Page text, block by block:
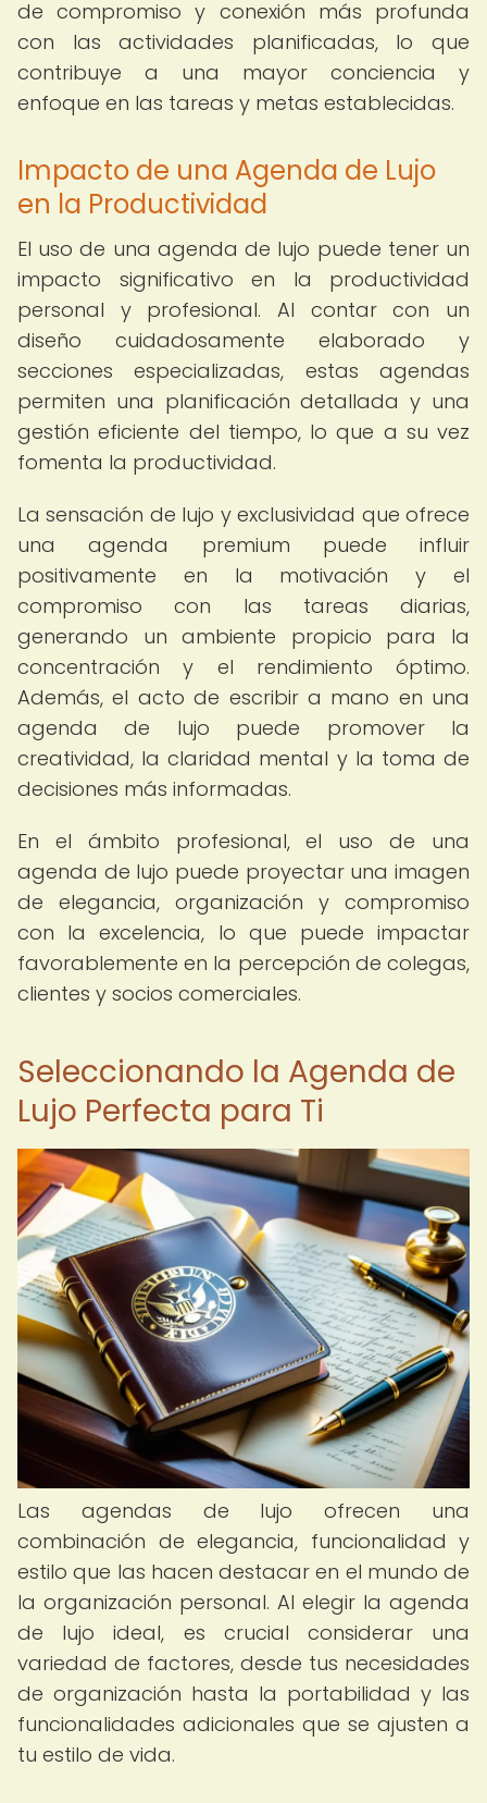
de compromiso y conexión más profunda
con las actividades planificadas, lo que
contribuye a una mayor conciencia y
enfoque en las tareas y metas establecidas.
Impacto de una Agenda de Lujo
en la Productividad
El uso de una agenda de lujo puede tener un
impacto significativo en la productividad
personal y profesional. Al contar con un
diseño cuidadosamente elaborado y
secciones especializadas, estas agendas
permiten una planificación detallada y una
gestión eficiente del tiempo, lo que a su vez
fomenta la productividad.
La sensación de lujo y exclusividad que ofrece
una agenda premium puede influir
positivamente en la motivación y el
compromiso con las tareas diarias,
generando un ambiente propicio para la
concentración y el rendimiento óptimo.
Además, el acto de escribir a mano en una
agenda de lujo puede promover la
creatividad, la claridad mental y la toma de
decisiones más informadas.
En el ámbito profesional, el uso de una
agenda de lujo puede proyectar una imagen
de elegancia, organización y compromiso
con la excelencia, lo que puede impactar
favorablemente en la percepción de colegas,
clientes y socios comerciales.
Seleccionando la Agenda de
Lujo Perfecta para Ti
Las agendas de lujo ofrecen una
combinación de elegancia, funcionalidad y
estilo que las hacen destacar en el mundo de
la organización personal. Al elegir la agenda
de lujo ideal, es crucial considerar una
variedad de factores, desde tus necesidades
de organización hasta la portabilidad y las
funcionalidades adicionales que se ajusten a
tu estilo de vida.